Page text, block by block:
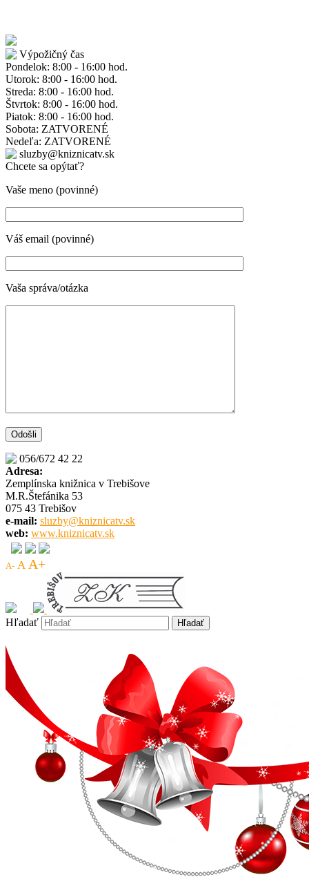
Výpožičný čas
Pondelok: 8:00 - 16:00 hod.
Utorok: 8:00 - 16:00 hod.
Streda: 8:00 - 16:00 hod.
Štvrtok: 8:00 - 16:00 hod.
Piatok: 8:00 - 16:00 hod.
Sobota: ZATVORENÉ
Nedeľa: ZATVORENÉ
sluzby@kniznicatv.sk
Chcete sa opýtať?
Vaše meno (povinné)
Váš email (povinné)
Vaša správa/otázka
056/672 42 22
Adresa:
Zemplínska knižnica v Trebišove
M.R.Štefánika 53
075 43 Trebišov
e-mail: sluzby@kniznicatv.sk
web: www.kniznicatv.sk
A- A A+
Hľadať